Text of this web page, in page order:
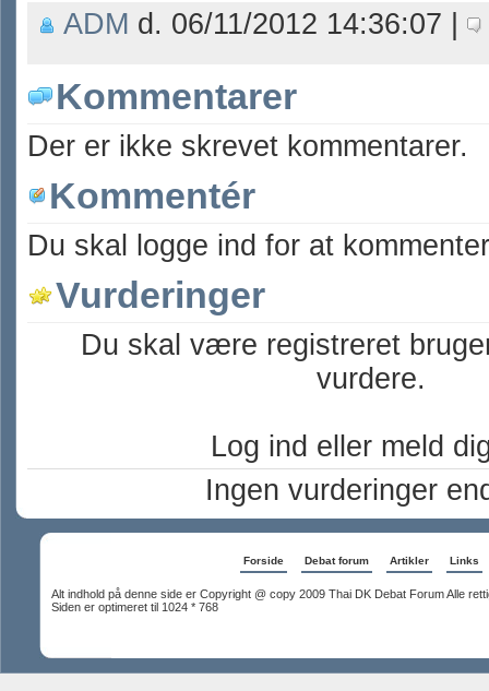
ADM d. 06/11/2012 14:36:07 |
Kommentarer
Der er ikke skrevet kommentarer.
Kommentér
Du skal logge ind for at
Vurderinger
Du skal være registreret
vurdere.
Log ind eller meld
Ingen vurderinger
Forside Debat forum Artikler Links
Alt indhold på denne side er Copyright @ copy 2009 Thai DK Debat Forum Alle
Siden er optimeret til 1024 * 768